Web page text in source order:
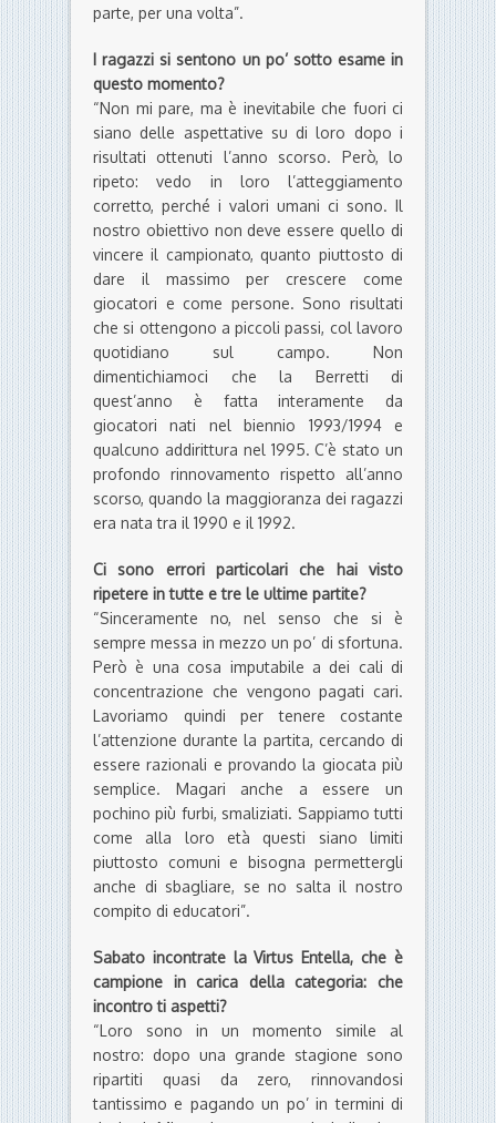
parte, per una volta”.
I ragazzi si sentono un po’ sotto esame in
questo momento?
“Non mi pare, ma è inevitabile che fuori ci
siano delle aspettative su di loro dopo i
risultati ottenuti l’anno scorso. Però, lo
ripeto: vedo in loro l’atteggiamento
corretto, perché i valori umani ci sono. Il
nostro obiettivo non deve essere quello di
vincere il campionato, quanto piuttosto di
dare il massimo per crescere come
giocatori e come persone. Sono risultati
che si ottengono a piccoli passi, col lavoro
quotidiano sul campo. Non
dimentichiamoci che la Berretti di
quest’anno è fatta interamente da
giocatori nati nel biennio 1993/1994 e
qualcuno addirittura nel 1995. C’è stato un
profondo rinnovamento rispetto all’anno
scorso, quando la maggioranza dei ragazzi
era nata tra il 1990 e il 1992.
Ci sono errori particolari che hai visto
ripetere in tutte e tre le ultime partite?
“Sinceramente no, nel senso che si è
sempre messa in mezzo un po’ di sfortuna.
Però è una cosa imputabile a dei cali di
concentrazione che vengono pagati cari.
Lavoriamo quindi per tenere costante
l’attenzione durante la partita, cercando di
essere razionali e provando la giocata più
semplice. Magari anche a essere un
pochino più furbi, smaliziati. Sappiamo tutti
come alla loro età questi siano limiti
piuttosto comuni e bisogna permettergli
anche di sbagliare, se no salta il nostro
compito di educatori”.
Sabato incontrate la Virtus Entella, che è
campione in carica della categoria: che
incontro ti aspetti?
“Loro sono in un momento simile al
nostro: dopo una grande stagione sono
ripartiti quasi da zero, rinnovandosi
tantissimo e pagando un po’ in termini di